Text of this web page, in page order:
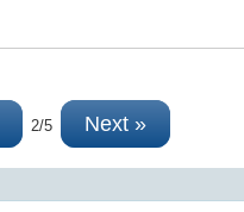
2/5 Next »